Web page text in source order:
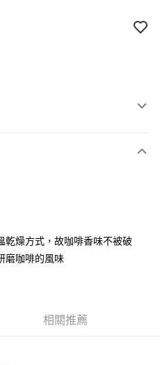
乾燥方式，故咖啡香味不被破
磨咖啡的風味
相關推薦